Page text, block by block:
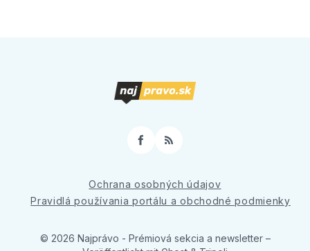
Facebook
RSS
Ochrana osobných údajov
Pravidlá používania portálu a obchodné podmienky
© 2026 Najprávo - Prémiová sekcia a newsletter –